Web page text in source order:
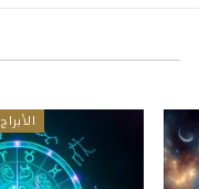
الأبراج